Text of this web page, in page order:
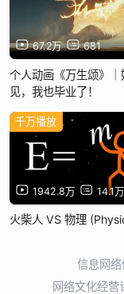
67.2万 681
个人动画《万生颂》｜
见，我也毕业了！
1942.8万 14.1万
千万播放
火柴人 VS 物理
信息网
网络文化经